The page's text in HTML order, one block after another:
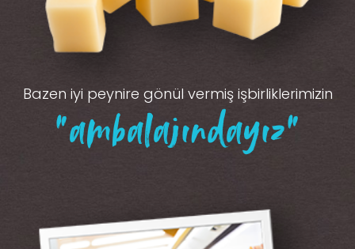
Bazen iyi peynire gönül vermiş işbirliklerimizin
“ambalajındayız”